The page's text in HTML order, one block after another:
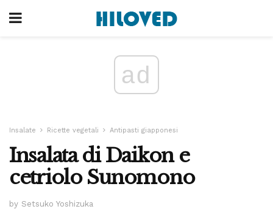
ad
Insalate Ricette vegetali Antipasti giapponesi
Insalata di Daikon e
cetriolo Sunomono
by Setsuko Yoshizuka